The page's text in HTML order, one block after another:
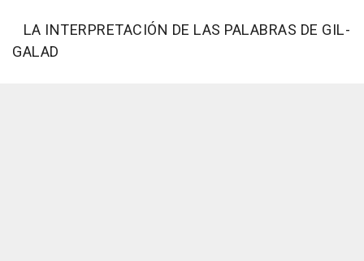
LA INTERPRETACIÓN DE LAS PALABRAS DE GIL-
GALAD